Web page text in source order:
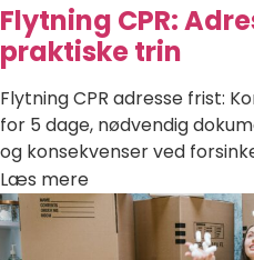
Flytning CPR:
praktiske trin
Flytning CPR adresse frist:
for 5 dage, nødvendig
og konsekvenser ved
Læs mere